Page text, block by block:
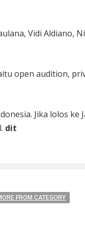
Vidi Aldiano,
open audition,
Jika lolos ke
dit
FROM CATEGORY